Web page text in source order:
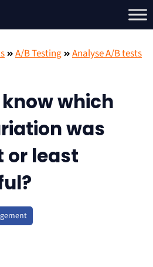
A/B Testing Analyse A/B tests
know which
was
or least